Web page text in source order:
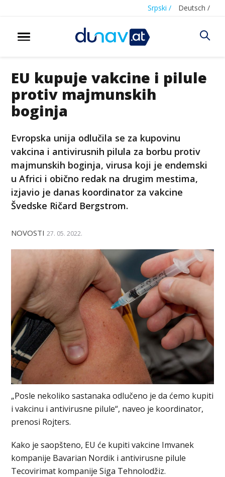
Srpski / Deutsch /
EU kupuje vakcine i pilule
protiv majmunskih
boginja
Evropska unija odlučila se za kupovinu
vakcina i antivirusnih pilula za borbu protiv
majmunskih boginja, virusa koji je endemski
u Africi i obično redak na drugim mestima,
izjavio je danas koordinator za vakcine
Švedske Ričard Bergstrom.
NOVOSTI 27. 05. 2022.
„Posle nekoliko sastanaka odlučeno je da ćemo kupiti
i vakcinu i antivirusne pilule“, naveo je koordinator,
prenosi Rojters.
Kako je saopšteno, EU će kupiti vakcine Imvanek
kompanije Bavarian Nordik i antivirusne pilule
Tecovirimat kompanije Siga Tehnolodžiz.